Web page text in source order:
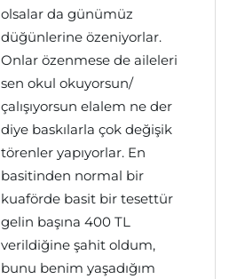
olsalar da günümüz
düğünlerine özeniyorlar.
Onlar özenmese de aileleri
sen okul okuyorsun/
çalışıyorsun elalem ne der
diye baskılarla çok değişik
törenler yapıyorlar. En
basitinden normal bir
kuaförde basit bir tesettür
gelin başına 400 TL
verildiğine şahit oldum,
bunu benim yaşadığım